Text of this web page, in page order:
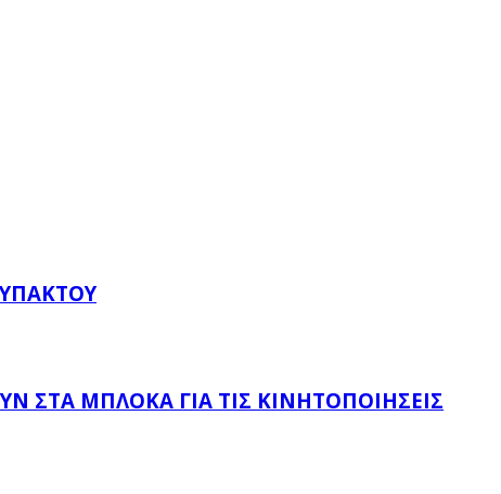
ΣΤΑ ΜΠΛΌΚΑ ΓΙΑ ΤΙΣ ΚΙΝΗΤΟΠΟΙΉΣΕΙΣ